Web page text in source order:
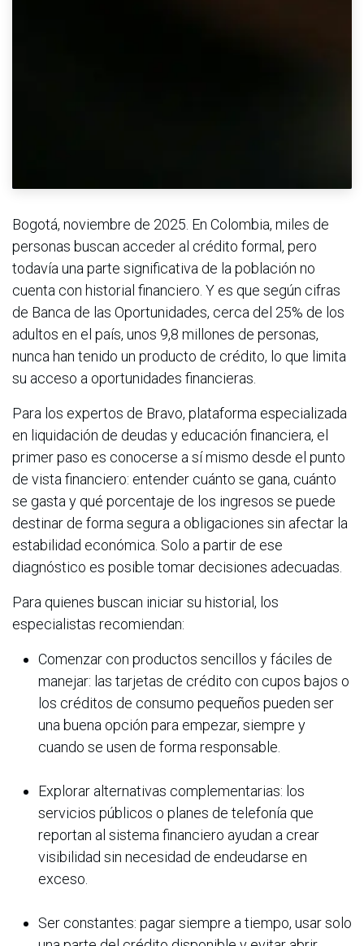
Bogotá, noviembre de 2025. En Colombia, miles de
personas buscan acceder al crédito formal, pero
todavía una parte significativa de la población no
cuenta con historial financiero. Y es que según cifras
de Banca de las Oportunidades, cerca del 25% de los
adultos en el país, unos 9,8 millones de personas,
nunca han tenido un producto de crédito, lo que limita
su acceso a oportunidades financieras.
Para los expertos de Bravo, plataforma especializada
en liquidación de deudas y educación financiera, el
primer paso es conocerse a sí mismo desde el punto
de vista financiero: entender cuánto se gana, cuánto
se gasta y qué porcentaje de los ingresos se puede
destinar de forma segura a obligaciones sin afectar la
estabilidad económica. Solo a partir de ese
diagnóstico es posible tomar decisiones adecuadas.
Para quienes buscan iniciar su historial, los
especialistas recomiendan:
Comenzar con productos sencillos y fáciles de
manejar: las tarjetas de crédito con cupos bajos o
los créditos de consumo pequeños pueden ser
una buena opción para empezar, siempre y
cuando se usen de forma responsable.
Explorar alternativas complementarias: los
servicios públicos o planes de telefonía que
reportan al sistema financiero ayudan a crear
visibilidad sin necesidad de endeudarse en
exceso.
Ser constantes: pagar siempre a tiempo, usar solo